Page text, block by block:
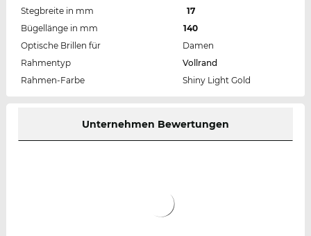
Stegbreite in mm
17
Bügellänge in mm
140
Optische Brillen für
Damen
Rahmentyp
Vollrand
Rahmen-Farbe
Shiny Light Gold
Unternehmen Bewertungen